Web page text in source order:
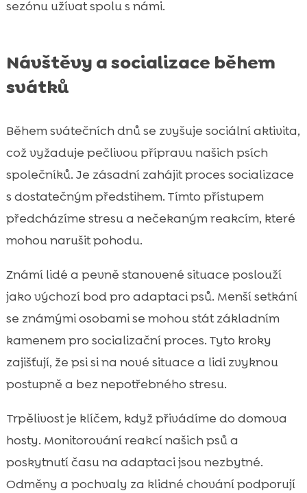
sezónu užívat spolu s námi.
Návštěvy a socializace během
svátků
Během svátečních dnů se zvyšuje sociální aktivita,
což vyžaduje pečlivou přípravu našich psích
společníků. Je zásadní zahájit proces socializace
s dostatečným předstihem. Tímto přístupem
předcházíme stresu a nečekaným reakcím, které
mohou narušit pohodu.
Známí lidé a pevně stanovené situace poslouží
jako výchozí bod pro adaptaci psů. Menší setkání
se známými osobami se mohou stát základním
kamenem pro socializační proces. Tyto kroky
zajišťují, že psi si na nové situace a lidi zvyknou
postupně a bez nepotřebného stresu.
Trpělivost je klíčem, když přivádíme do domova
hosty. Monitorování reakcí našich psů a
poskytnutí času na adaptaci jsou nezbytné.
Odměny a pochvaly za klidné chování podporují